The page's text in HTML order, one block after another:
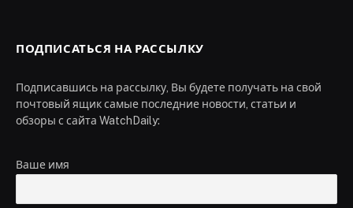
ПОДПИСАТЬСЯ НА РАССЫЛКУ
Подписавшись на рассылку, Вы будете получать на свой
почтовый ящик самые последние новости, статьи и
обзоры с сайта WatchDaily:
Ваше имя